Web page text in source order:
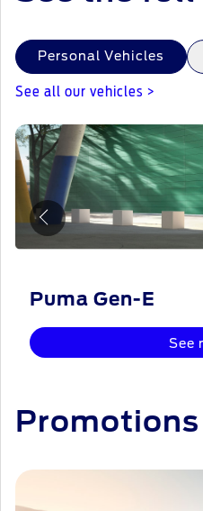
Personal Vehicles
See all our vehicles >
Puma Gen-E
See
Promotions